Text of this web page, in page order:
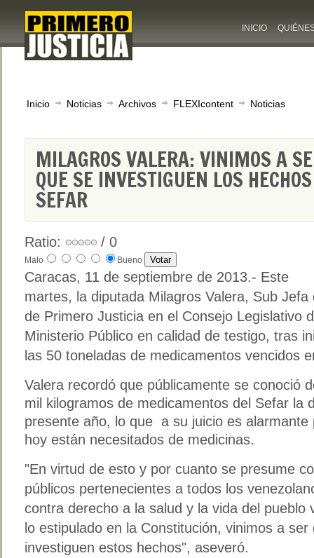
INICIO
Inicio Noticias Archivos FLEXIcontent Noticias
MILAGROS VALERA: VINIMOS A
QUE SE INVESTIGUEN LOS
SEFAR
Ratio: / 0
Malo Bueno
Caracas, 11 de septiembre de 2013.- Este
martes, la diputada Milagros Valera, Sub
de Primero Justicia en el Consejo Legislativo
Ministerio Público en calidad de testigo, tras
las 50 toneladas de medicamentos vencidos
Valera recordó que públicamente se conoció
mil kilogramos de medicamentos del Sefar la
presente año, lo que a su juicio es alarmante
hoy están necesitados de medicinas.
"En virtud de esto y por cuanto se presume
públicos pertenecientes a todos los
contra derecho a la salud y la vida del pueblo
lo estipulado en la Constitución, vinimos a
investiguen estos hechos", aseveró.